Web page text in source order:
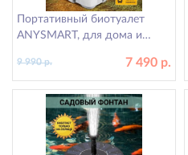
Портативный биотуалет
ANYSMART, для дома и
7 490 р.
9 990 р.